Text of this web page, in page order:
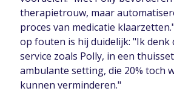
therapietrouw, maar
proces van medicatie
op fouten is hij duidelijk: "Ik denk
service zoals Polly, in een
ambulante setting, die 20% toch
kunnen verminderen."